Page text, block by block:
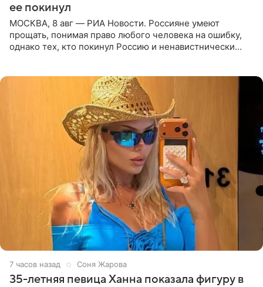
ее покинул
МОСКВА, 8 авг — РИА Новости. Россияне умеют
прощать, понимая право любого человека на ошибку,
однако тех, кто покинул Россию и ненавистнически
7 часов назад Соня Жарова
35-летняя певица Ханна показала фигуру в